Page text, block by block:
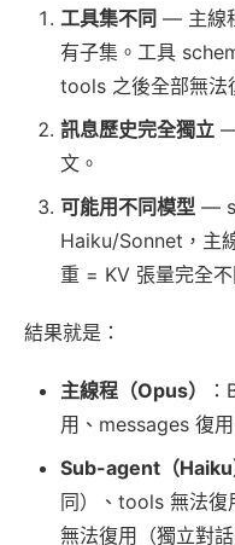
工具集不同 — 主線
有子集。工具
tools 之後全部無法
訊息歷史完全獨立
文。
可能用不同模型 —
Haiku/Sonnet，主
重 = KV 張量完全
結果就是：
主線程（Opus）
用、messages 復
Sub-agent（Haiku
同）、tools 無法復
無法復用（獨立對